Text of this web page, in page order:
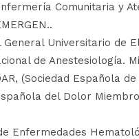
Comunitaria y
Universitario de
de Anestesiología.
(Sociedad Española
del Dolor
Enfermedades